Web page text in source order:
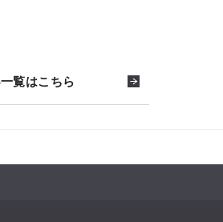
覧はこちら